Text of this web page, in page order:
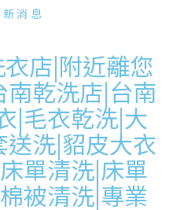
新消息
店|附近離您
乾洗店|台南
|毛衣乾洗|大
洗|貂皮大衣
單清洗|床單
被清洗|專業